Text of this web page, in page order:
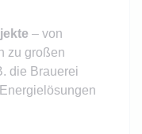
– von
zu großen
die Brauerei